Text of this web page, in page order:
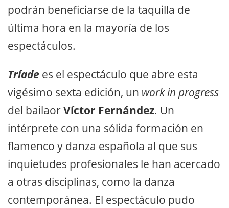
podrán beneficiarse de la taquilla de
última hora en la mayoría de los
espectáculos.
Tríade es el espectáculo que abre esta
vigésimo sexta edición, un work in progress
del bailaorVíctor Fernández. Un
intérprete con una sólida formación en
flamenco y danza española al que sus
inquietudes profesionales le han acercado
a otras disciplinas, como la danza
contemporánea. El espectáculo pudo